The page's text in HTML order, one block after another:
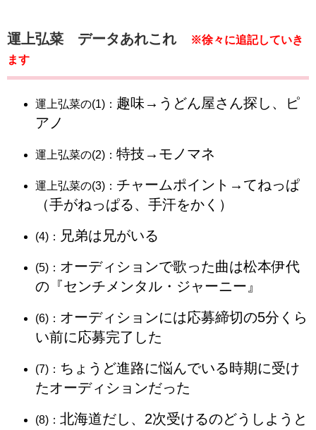
運上弘菜 データあれこれ
※徐々に追記していき
ます
運上弘菜の(1)： 趣味→うどん屋さん探し、ピ
アノ
運上弘菜の(2)： 特技→モノマネ
運上弘菜の(3)： チャームポイント→てねっぱ
（手がねっぱる、手汗をかく）
(4)： 兄弟は兄がいる
(5)： オーディションで歌った曲は松本伊代
の『センチメンタル・ジャーニー』
(6)： オーディションには応募締切の5分くら
い前に応募完了した
(7)： ちょうど進路に悩んでいる時期に受け
たオーディションだった
(8)： 北海道だし、2次受けるのどうしようと